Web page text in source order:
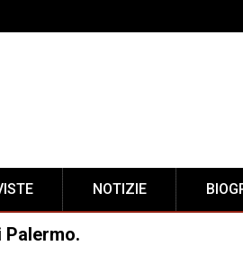
NOTIZIE
Palermo.